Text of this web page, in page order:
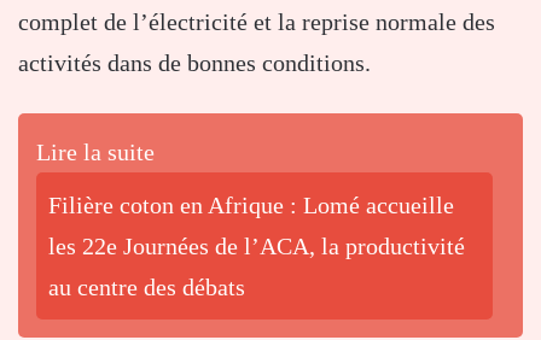
complet de l’électricité et la reprise normale des
activités dans de bonnes conditions.
Lire la suite
Filière coton en Afrique : Lomé accueille
les 22e Journées de l’ACA, la productivité
au centre des débats